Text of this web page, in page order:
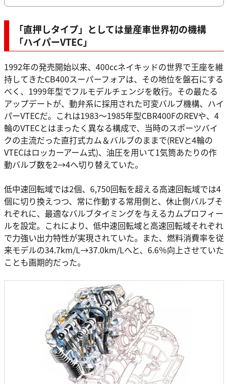
「直押しタイプ」としては量産車世界初の機構
「ハイパーVTEC」
1992年の発売開始以来、400ccネイキッドの世界で王座を維
持してきたCB400スーパーフォアは、その地位を盤石にする
べく、1999年型でフルモデルチェンジを敢行。その最たる
アップデートが、動弁系に採用された可変バルブ機構、ハイ
パーVTECだ。これは1983～1985年型CBR400FのREVや、4
輪のVTECとはまったく異なる構成で、当時のスポーツバイ
クの主流だった直打式カム＆バルブのままで(REVと4輪の
VTECはロッカーアーム式)、油圧を用いて1気筒あたりの作
動バルブ数を2→4へ切り替えていた。
低中速回転域では2個、6,750回転を超える高速回転域では4
個に切り換えつつ、常に作動する常用側と、休止側バルブそ
れぞれに、最適なバルブタイミングを与えるカムプロフィー
ルを設定。これにより、低中速回転域と高速回転域それぞれ
で力強い出力特性が実現されていた。また、燃料消費率を従
来モデルの34.7km/L→37.0km/Lへと、6.6％向上させていた
ことも画期的だった。